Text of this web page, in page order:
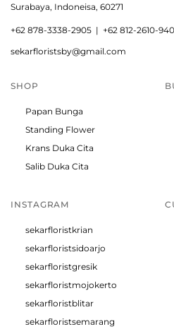
Surabaya, Indoneisa, 60271
+62 878-3338-2905 | +62 812-2610-
sekarfloristsby@gmail.com
SHOP
Papan Bunga
Standing Flower
Krans Duka Cita
Salib Duka Cita
INSTAGRAM
sekarfloristkrian
sekarfloristsidoarjo
sekarfloristgresik
sekarfloristmojokerto
sekarfloristblitar
sekarfloristsemarang